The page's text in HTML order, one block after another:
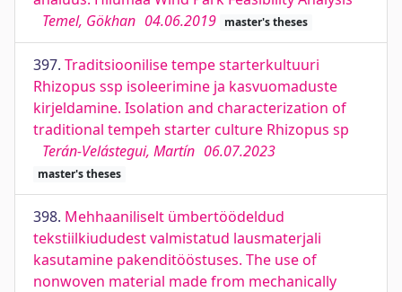
Temel, Gökhan 04.06.2019 master's theses
397. Traditsioonilise tempe starterkultuuri
Rhizopus ssp isoleerimine ja kasvuomaduste
kirjeldamine. Isolation and characterization of
traditional tempeh starter culture Rhizopus sp
Terán-Velástegui, Martín 06.07.2023
master's theses
398. Mehhaaniliselt ümbertöödeldud
tekstiilkiududest valmistatud lausmaterjali
kasutamine pakenditööstuses. The use of
nonwoven material made from mechanically